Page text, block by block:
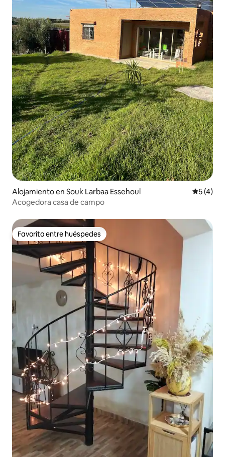
Alojamiento en Souk Larbaa Essehoul
5 (4)
Acogedora casa de campo
Favorito entre huéspedes
Favorito entre huéspedes